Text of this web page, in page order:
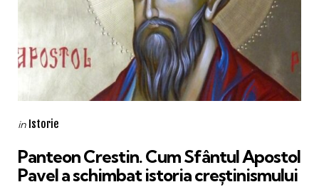
Categories
Posted
in Istorie
Panteon Crestin. Cum Sfântul Apostol
Pavel a schimbat istoria creștinismului